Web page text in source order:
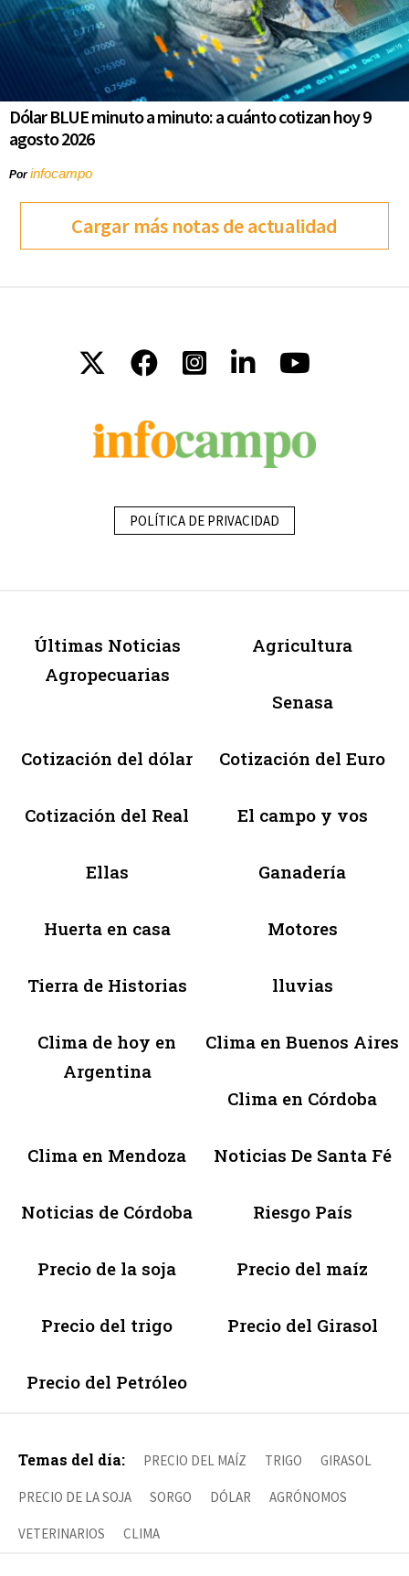
Dólar BLUE minuto a minuto: a cuánto cotizan hoy 9
agosto 2026
Porinfocampo
Cargar más notas de actualidad
POLÍTICA DE PRIVACIDAD
Últimas Noticias
Agropecuarias
Agricultura
Senasa
Cotización del dólar Cotización del Euro
Cotización del Real El campo y vos
Ellas Ganadería
Huerta en casa Motores
Tierra de Historias lluvias
Clima de hoy en
Argentina
Clima en Buenos Aires
Clima en Córdoba
Clima en Mendoza Noticias De Santa Fé
Noticias de Córdoba Riesgo País
Precio de la soja Precio del maíz
Precio del trigo Precio del Girasol
Precio del Petróleo
Temas del día: PRECIO DEL MAÍZ TRIGO GIRASOL
PRECIO DE LA SOJA SORGO DÓLAR AGRÓNOMOS
VETERINARIOS CLIMA